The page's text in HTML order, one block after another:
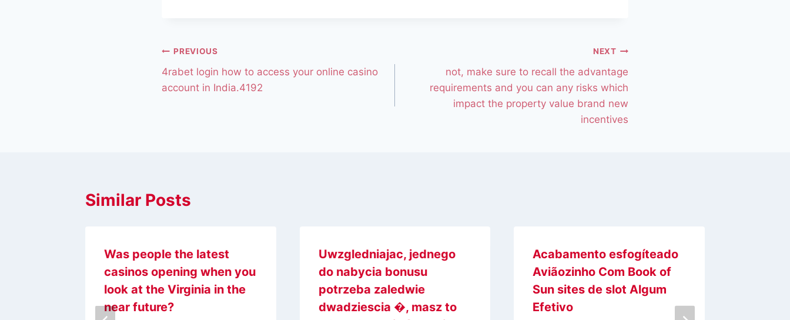
PREVIOUS
4rabet login how to access your online casino
account in India.4192
NEXT
not, make sure to recall the advantage
requirements and you can any risks which
impact the property value brand new
incentives
Similar Posts
Was people the latest
casinos opening when you
look at the Virginia in the
near future?
Uwzgledniajac, jednego
do nabycia bonusu
potrzeba zaledwie
dwadziescia �, masz to
Acabamento esfogíteado
Aviãozinho Com Book of
Sun sites de slot Algum
Efetivo